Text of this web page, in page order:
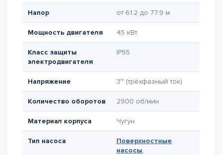
Напор от 61.2 до 77.9 м
Мощность двигателя 45 кВт
Класс защиты
электродвигателя
IP55
Напряжение 3~ (трёхфазный ток)
Количество оборотов 2900 об/мин
Материал корпуса Чугун
Тип насоса
Поверхностные
насосы,